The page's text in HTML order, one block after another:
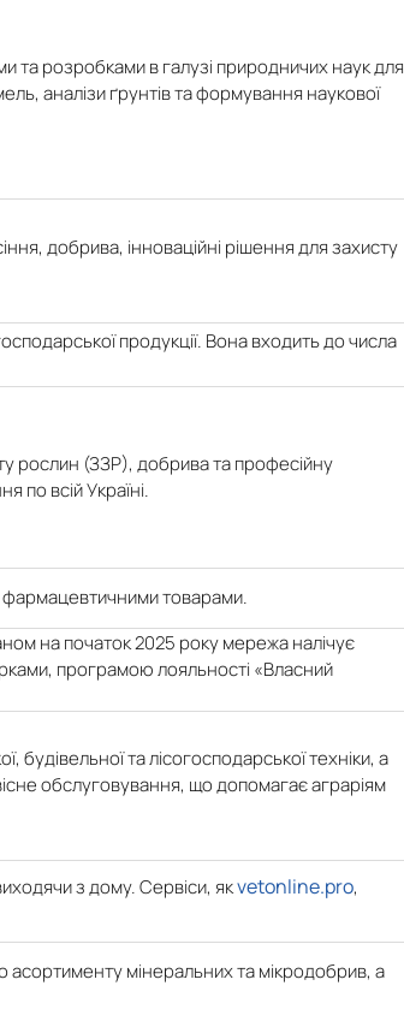
та розробками в галузі природничих наук для
аналізи ґрунтів та формування наукової
добрива, інноваційні рішення для захисту
продукції. Вона входить до числа
рослин (ЗЗР), добрива та професійну
по всій Україні.
фармацевтичними товарами.
на початок 2025 року мережа налічує
програмою лояльності «Власний
будівельної та лісогосподарської техніки, а
обслуговування, що допомагає аграріям
з дому. Сервіси, якvetonline.pro,
асортименту мінеральних та мікродобрив, а